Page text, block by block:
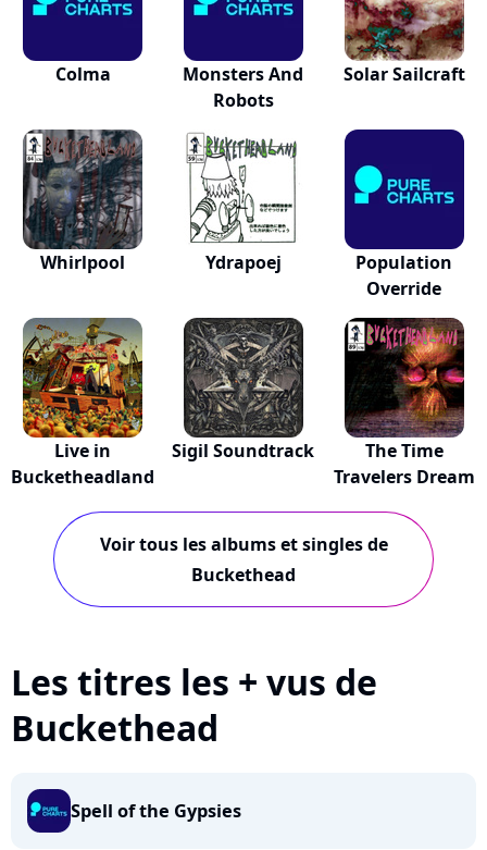
Colma
Monsters And
Robots
Solar Sailcraft
Whirlpool Ydrapoej
Population
Override
Live in
Bucketheadland
Sigil Soundtrack
The Time
Travelers Dream
Voir tous les albums et singles de
Buckethead
Les titres les + vus de
Buckethead
Spell of the Gypsies